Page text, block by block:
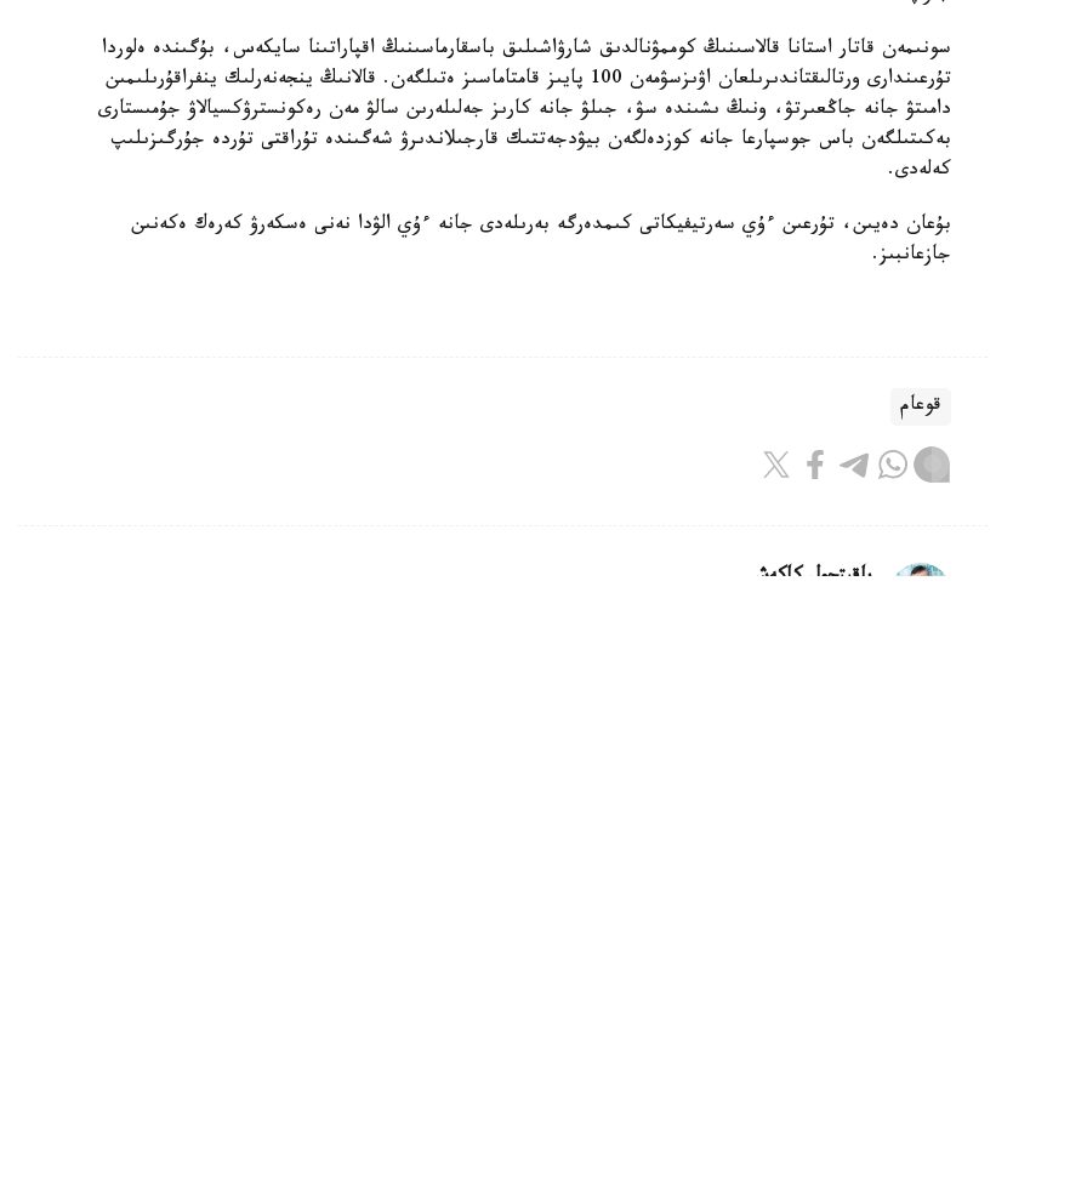
سونىمەن قاتار استانا قالاسىنىڭ كوممۋنالدىق شارۋاشىلىق باسقارماسىنىڭ اقپاراتىنا سايكەس، بۇگىندە ەلوردا
تۇرعىندارى ورتالىقتاندىرىلعان اۋىزسۋمەن 100 پايىز قامتاماسىز ەتىلگەن. قالانىڭ ينجەنەرلىك ينفراقۇرىلىمىن
دامىتۋ جانە جاڭعىرتۋ، ونىڭ ىشىندە سۋ، جىلۋ جانە كارىز جەلىلەرىن سالۋ مەن رەكونسترۋكسيالاۋ جۇمىستارى
بەكىتىلگەن باس جوسپارعا جانە كوزدەلگەن بيۋدجەتتىك قارجىلاندىرۋ شەگىندە تۇراقتى تۇردە جۇرگىزىلىپ
كەلەدى.
بۇعان دەيىن، تۇرعىن ءۇي سەرتيفيكاتى كىمدەرگە بەرىلەدى جانە ءۇي الۋدا نەنى ەسكەرۋ كەرەك ەكەنىن
جازعانبىز.
قوعام
باقىتجول كاكەش